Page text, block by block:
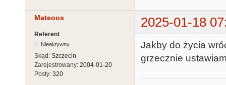
Mateoos 2025-01-18
Referent
Nieaktywny
Skąd: Szczecin
Zarejestrowany: 2004-01-20
Posty: 320
Jakby do życia
grzecznie